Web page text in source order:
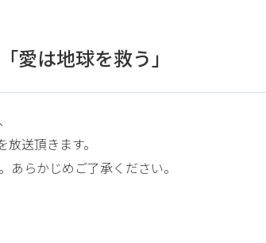
愛は地球を救う」
送頂きます。
らかじめご了承ください。